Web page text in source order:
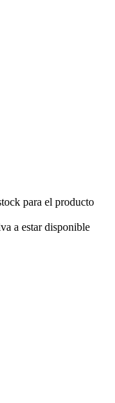
para el producto
a estar disponible